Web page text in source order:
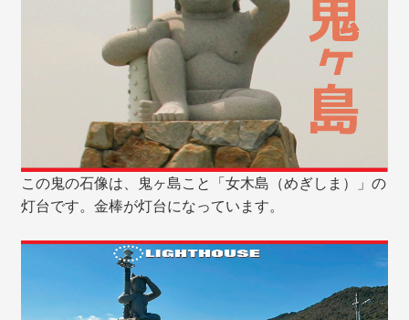
この鬼の石像は、鬼ヶ島こと「女木島（めぎしま）」の
灯台です。金棒が灯台になっています。